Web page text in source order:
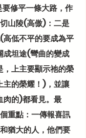
修平一條大路，作
山陵(高傲)：二是
低不平的要成為平
成坦途(彎曲的變成
上主要顯示祂的榮
主的榮耀！)，並讓
肉的)都看見。最
重點：一傳報喜訊
猶大的人，他們要